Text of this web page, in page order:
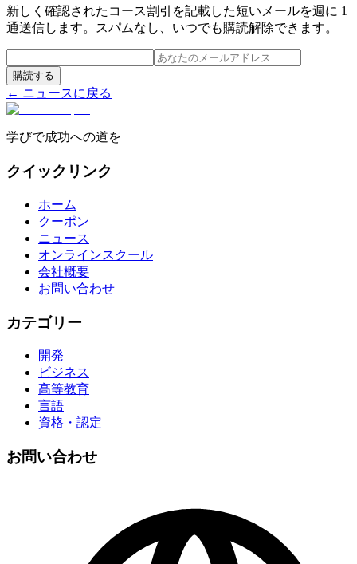
新しく確認されたコース割引を記載した短いメールを週に 1
通送信します。スパムなし、いつでも購読解除できます。
購読する
← ニュースに戻る
学びで成功への道を
クイックリンク
ホーム
クーポン
ニュース
オンラインスクール
会社概要
お問い合わせ
カテゴリー
開発
ビジネス
高等教育
言語
資格・認定
お問い合わせ